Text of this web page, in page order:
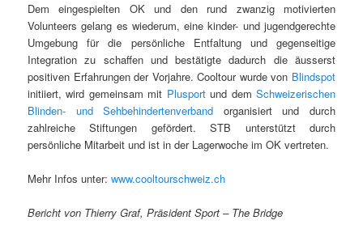
Dem eingespielten OK und den rund zwanzig motivierten
Volunteers gelang es wiederum, eine kinder- und jugendgerechte
Umgebung für die persönliche Entfaltung und gegenseitige
Integration zu schaffen und bestätigte dadurch die äusserst
positiven Erfahrungen der Vorjahre. Cooltour wurde von Blindspot
initiiert, wird gemeinsam mit Plusportund dem Schweizerischen
Blinden- und Sehbehindertenverband organisiert und durch
zahlreiche Stiftungen gefördert. STB unterstützt durch
persönliche Mitarbeit und ist in der Lagerwoche im OK vertreten.
Mehr Infos unter:www.cooltourschweiz.ch
Bericht von Thierry Graf, Präsident Sport – The Bridge